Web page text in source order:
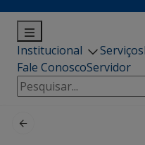
Institucional Serviços
Fale ConoscoServidor
Pesquisar
por: